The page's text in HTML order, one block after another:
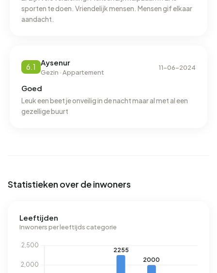
elektriciteit per jaar. Daarmee ligt het 25% lager dan het
landelijke gemiddelde van 2.810 kWh. Met een jaarlijkse
sporten te doen. Vriendelijk mensen. Mensen gif elkaar
aandacht.
6.1 Aysenur
Gezin · Appartement
11-06-2024
Goed
Leuk een beetje onveilig in de nacht maar al met al een
gezellige buurt
Statistieken over de inwoners
Leeftijden
Inwoners per leeftijds categorie